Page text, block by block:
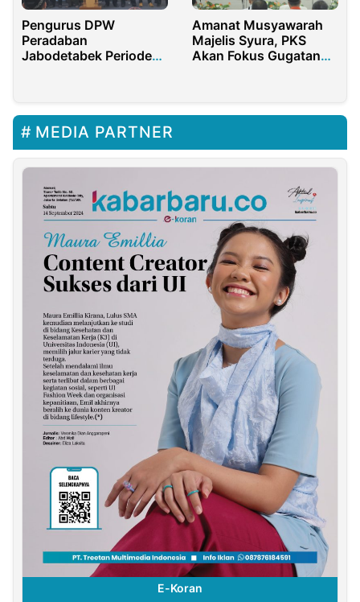
Pengurus DPW
Peradaban
Jabodetabek Periode
Amanat Musyawarah
Majelis Syura, PKS
Akan Fokus Gugatan
MEDIA PARTNER
E-Koran